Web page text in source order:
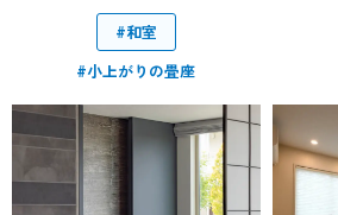
#和室
#小上がりの畳座